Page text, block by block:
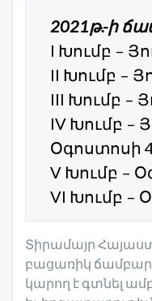
2021թ.-ի
I Խումբ –
II Խումբ –
III Խումբ –
IV Խումբ –
Օգոստոսի
V Խումբ –
VI Խումբ –
Տիրամայր
բացառիկ ճամբար
կարող է գտնել